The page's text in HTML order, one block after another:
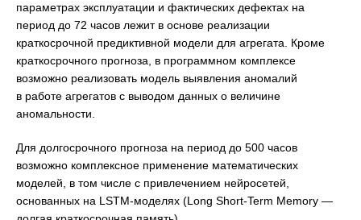
параметрах эксплуатации и фактических дефектах на
период до 72 часов лежит в основе реализации
краткосрочной предиктивной модели для агрегата. Кроме
краткосрочного прогноза, в программном комплексе
возможно реализовать модель выявления аномалий
в работе агрегатов с выводом данных о величине
аномальности.
Для долгосрочного прогноза на период до 500 часов
возможно комплексное применение математических
моделей, в том числе с привлечением нейросетей,
основанных на LSTM-моделях (Long Short-Term Memory —